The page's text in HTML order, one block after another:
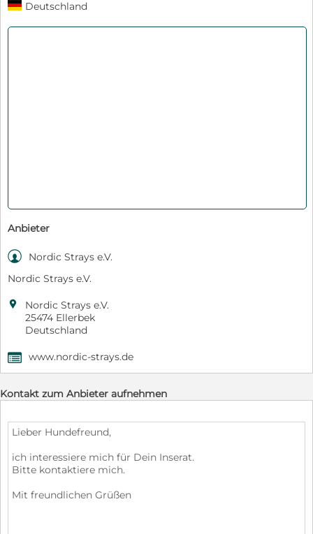
Deutschland
Anbieter

Nordic Strays e.V.
Nordic Strays e.V.

Nordic Strays e.V.
25474 Ellerbek
Deutschland
, www.nordic-strays.de
Kontakt zum Anbieter aufnehmen